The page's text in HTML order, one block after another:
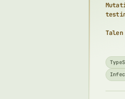
Talen